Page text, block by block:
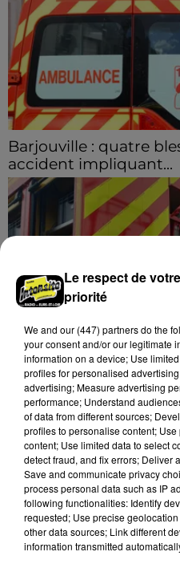
Barjouville : quatre
accident impliquant...
La circulation a été
après-midi sur la D910 à
suite d'une collision entre
Nottonville : un feu
mobilise 13 sapeurs-
Un incendie s'est déclaré
août dans le jardin d'une
L'intervention rapide des
d'éteindre...
A LA UNE
Le respect de
priorité
We and our (447) partnersdo the
your consent and/or our legitimate
information on a device; Use
profiles for personalised
advertising; Measure advertising
performance; Understand
of data from different sources;
profiles to personalise content;
content; Use limited data to select
detect fraud, and fix errors; Deliver
Save and communicate privacy
process personal data such as IP
following functionalities: Identify
requested; Use precise
other data sources; Link different
information transmitted